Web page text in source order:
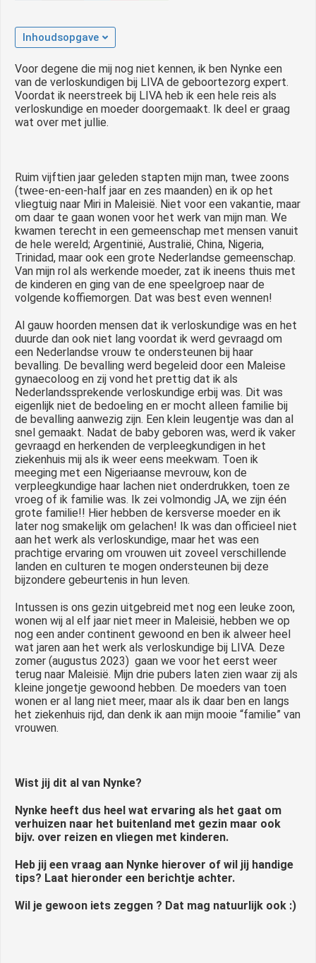
Inhoudsopgave
Voor degene die mij nog niet kennen, ik ben Nynke een
van de verloskundigen bij LIVA de geboortezorg expert.
Voordat ik neerstreek bij LIVA heb ik een hele reis als
verloskundige en moeder doorgemaakt. Ik deel er graag
wat over met jullie.
Ruim vijftien jaar geleden stapten mijn man, twee zoons
(twee-en-een-half jaar en zes maanden) en ik op het
vliegtuig naar Miri in Maleisië. Niet voor een vakantie, maar
om daar te gaan wonen voor het werk van mijn man. We
kwamen terecht in een gemeenschap met mensen vanuit
de hele wereld; Argentinië, Australië, China, Nigeria,
Trinidad, maar ook een grote Nederlandse gemeenschap.
Van mijn rol als werkende moeder, zat ik ineens thuis met
de kinderen en ging van de ene speelgroep naar de
volgende koffiemorgen. Dat was best even wennen!
Al gauw hoorden mensen dat ik verloskundige was en het
duurde dan ook niet lang voordat ik werd gevraagd om
een Nederlandse vrouw te ondersteunen bij haar
bevalling. De bevalling werd begeleid door een Maleise
gynaecoloog en zij vond het prettig dat ik als
Nederlandssprekende verloskundige erbij was. Dit was
eigenlijk niet de bedoeling en er mocht alleen familie bij
de bevalling aanwezig zijn. Een klein leugentje was dan al
snel gemaakt. Nadat de baby geboren was, werd ik vaker
gevraagd en herkenden de verpleegkundigen in het
ziekenhuis mij als ik weer eens meekwam. Toen ik
meeging met een Nigeriaanse mevrouw, kon de
verpleegkundige haar lachen niet onderdrukken, toen ze
vroeg of ik familie was. Ik zei volmondig JA, we zijn één
grote familie!! Hier hebben de kersverse moeder en ik
later nog smakelijk om gelachen! Ik was dan officieel niet
aan het werk als verloskundige, maar het was een
prachtige ervaring om vrouwen uit zoveel verschillende
landen en culturen te mogen ondersteunen bij deze
bijzondere gebeurtenis in hun leven.
Intussen is ons gezin uitgebreid met nog een leuke zoon,
wonen wij al elf jaar niet meer in Maleisië, hebben we op
nog een ander continent gewoond en ben ik alweer heel
wat jaren aan het werk als verloskundige bij LIVA. Deze
zomer (augustus 2023) gaan we voor het eerst weer
terug naar Maleisië. Mijn drie pubers laten zien waar zij als
kleine jongetje gewoond hebben. De moeders van toen
wonen er al lang niet meer, maar als ik daar ben en langs
het ziekenhuis rijd, dan denk ik aan mijn mooie “familie” van
vrouwen.
Wist jij dit al van Nynke?
Nynke heeft dus heel wat ervaring als het gaat om
verhuizen naar het buitenland met gezin maar ook
bijv. over reizen en vliegen met kinderen.
Heb jij een vraag aan Nynke hierover of wil jij handige
tips? Laat hieronder een berichtje achter.
Wil je gewoon iets zeggen ? Dat mag natuurlijk ook :)